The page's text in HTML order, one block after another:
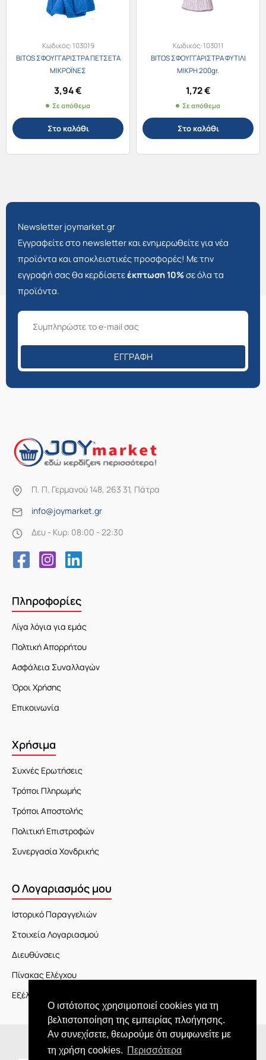
Ο ιστότοπος χρησιμοποιεί cookies για τη
βελτιστοποίηση της εμπειρίας πλοήγησης.
Αν συνεχίσετε, θεωρούμε ότι συμφωνείτε με
τη χρήση cookies. Περισσότερα
Κωδικός:103019
BITOS ΣΦΟΥΓΓΑΡΙΣΤΡΑ ΠΕΤΣΕΤΑ
ΜΙΚΡΟΪΝΕΣ
3,94€
Σε απόθεμα
Στο καλάθι
Κωδικός:103011
BITOS ΣΦΟΥΓΓΑΡΙΣΤΡΑ ΦΥΤΙΛΙ
ΜΙΚΡΗ 200gr.
1,72€
Σε απόθεμα
Στο καλάθι
Newsletter joymarket.gr
Εγγραφείτε στο newsletter και ενημερωθείτε για νέα
προϊόντα και αποκλειστικές προσφορές! Με την
εγγραφή σας θα κερδίσετεέκπτωση 10%σε όλα τα
προϊόντα.
ΕΓΓΡΑΦΉ
Π. Π. Γερμανού 148, 263 31, Πάτρα
info@joymarket.gr
Δευ - Κυρ: 08:00 - 22:30
Πληροφορίες
Λίγα λόγια για εμάς
Πολτική Απορρήτου
Ασφάλεια Συναλλαγών
Όροι Χρήσης
Επικοινωνία
Χρήσιμα
Συχνές Ερωτήσεις
Τρόποι Πληρωμής
Τρόποι Αποστολής
Πολιτική Επιστροφών
Συνεργασία Χονδρικής
Ο Λογαριασμός μου
Ιστορικό Παραγγελιών
Στοιχεία Λογαριασμού
Διευθύνσεις
Πίνακας Ελέγχου
Εξέλιξη Παραγγελίας
Copyright © 2026 JOY market